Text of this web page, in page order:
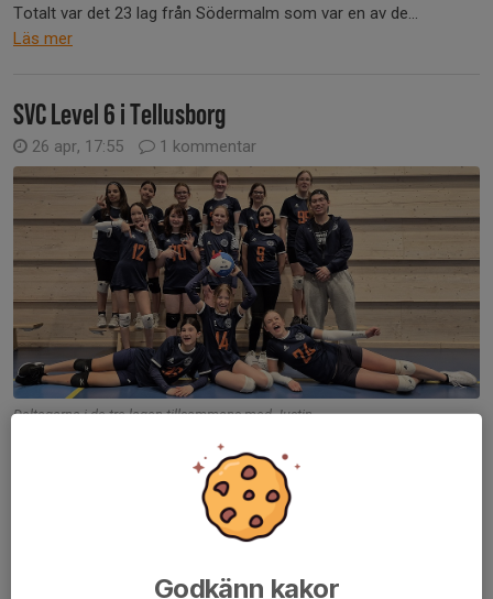
Totalt var det 23 lag från Södermalm som var en av de...
Läs mer
SVC Level 6 i Tellusborg
26 apr, 17:55 1 kommentar
Deltagarna i de tre lagen tillsammans med Justin
I dag var det dags för den sista level 6 turneringen i Stockholm
Volleycup (SVC) för säsongen.
Alla tre lagen gjorde väl ifrån sig och fick mycket speltid.
Godkänn kakor